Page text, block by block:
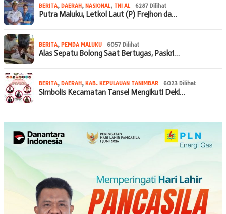
BERITA, DAERAH, NASIONAL, TNI AL 6287 Dilihat
Putra Maluku, Letkol Laut (P) Frejhon da…
BERITA, PEMDA MALUKU 6057 Dilihat
Alas Sepatu Bolong Saat Bertugas, Paskri…
BERITA, DAERAH, KAB. KEPULAUAN TANIMBAR 6023 Dilihat
Simbolis Kecamatan Tansel Mengikuti Dekl…